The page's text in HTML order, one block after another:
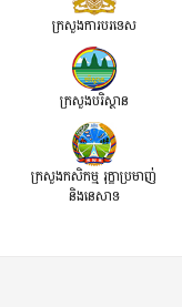
ក្រសួងការបរទេស
ក្រសួងបរិស្ថាន
ក្រសួងកសិកម្ម រុក្ខាប្រមាញ់
និងនេសាទ